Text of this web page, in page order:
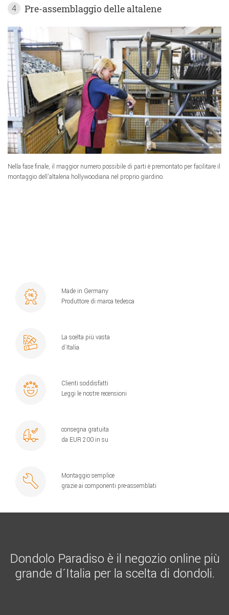
4 Pre-assemblaggio delle altalene
Nella fase finale, il maggior numero possibile di parti è premontato per facilitare il
montaggio dell'altalena hollywoodiana nel proprio giardino.
Made in Germany
Produttore di marca tedesca
La scelta più vasta
d´Italia
Clienti soddisfatti
Leggi le nostre recensioni
consegna gratuita
da EUR 200 in su
Montaggio semplice
grazie ai componenti pre-assemblati
Dondolo Paradiso è il negozio online più
grande d´Italia per la scelta di dondoli.